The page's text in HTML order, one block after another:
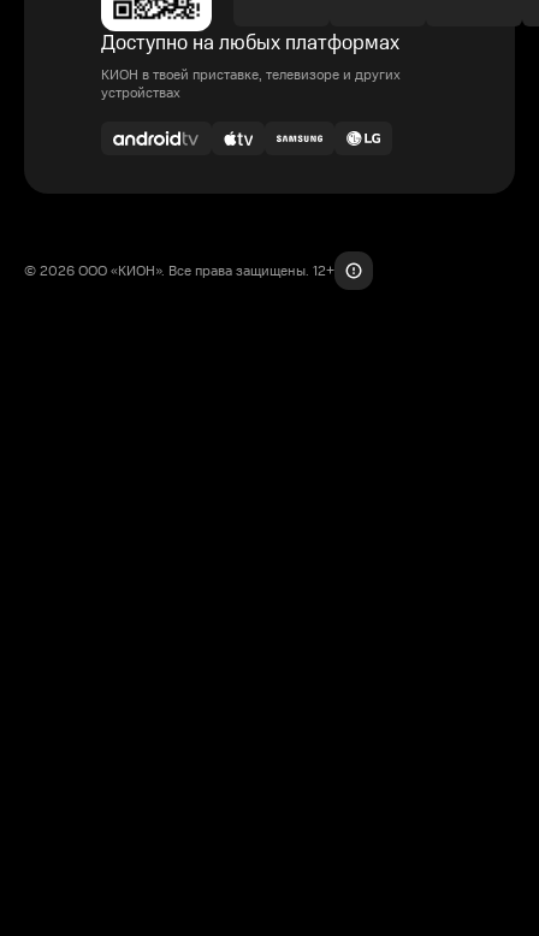
Доступно на любых платформах
КИОН в твоей приставке, телевизоре и других
устройствах
© 2026 ООО «КИОН». Все права защищены. 12+